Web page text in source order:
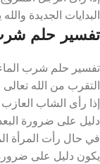
البدايات الجديدة
تفسير حلم
تفسير حلم شرب
التقرب من الله تعالى
إذا رأى الشاب
دليل على ضرورة
في حال رأت المرأة
يكون دليل على ضرورة